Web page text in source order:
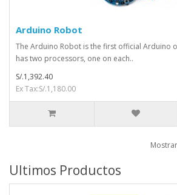
Arduino Robot
The Arduino Robot is the first official Arduino
has two processors, one on each..
S/.1,392.40
Ex Tax:S/.1,180.00
Ultimos Productos